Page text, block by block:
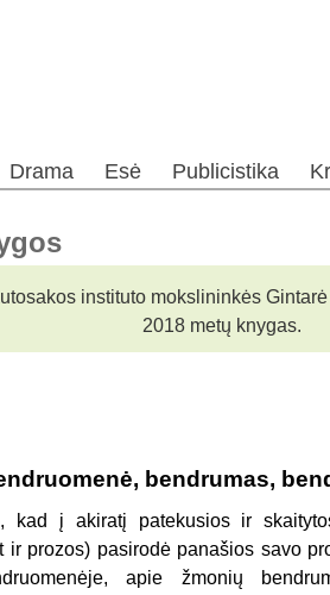
Drama Esė Publicistika
instituto mokslininkės
2018 metų knygas.
bendrumas,
kad į akiratį patekusios ir
ir prozos) pasirodė panašios savo
apie žmonių